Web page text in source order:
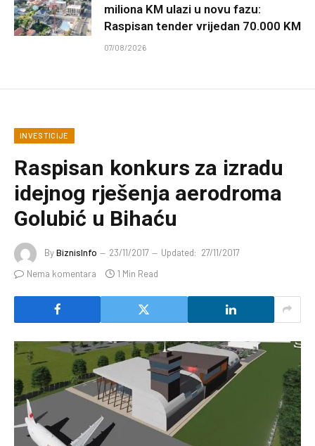
miliona KM ulazi u novu fazu:
Raspisan tender vrijedan 70.000 KM
07/08/2026
INVESTICIJE
Raspisan konkurs za izradu
idejnog rješenja aerodroma
Golubić u Bihaću
ByBiznisInfo 23/11/2017 Updated: 27/11/2017
Nema komentara
1 Min Read